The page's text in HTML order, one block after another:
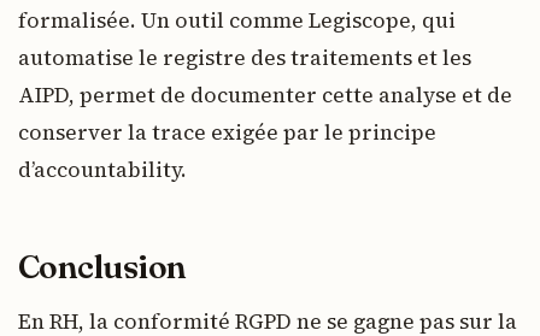
formalisée. Un outil comme Legiscope, qui
automatise le registre des traitements et les
AIPD, permet de documenter cette analyse et de
conserver la trace exigée par le principe
d’accountability.
Conclusion
En RH, la conformité RGPD ne se gagne pas sur la